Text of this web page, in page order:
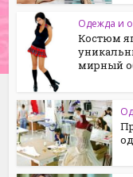
Одежда и
Костюм
мирный